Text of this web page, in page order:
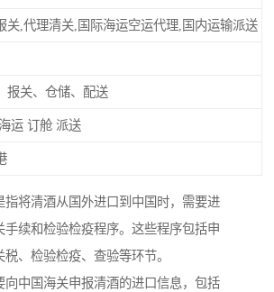
关,代理清关,国际海运空运代理,国内运输派送
报关、仓储、配送
运 订舱 派送
指将清酒从国外进口到中国时，需要进
手续和检验检疫程序。这些程序包括申
、检验检疫、查验等环节。
向中国海关申报清酒的进口信息，包括